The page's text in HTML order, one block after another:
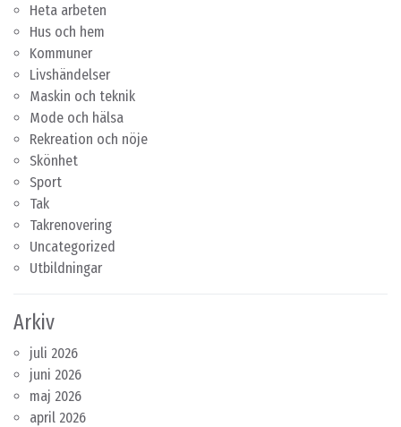
Heta arbeten
Hus och hem
Kommuner
Livshändelser
Maskin och teknik
Mode och hälsa
Rekreation och nöje
Skönhet
Sport
Tak
Takrenovering
Uncategorized
Utbildningar
Arkiv
juli 2026
juni 2026
maj 2026
april 2026